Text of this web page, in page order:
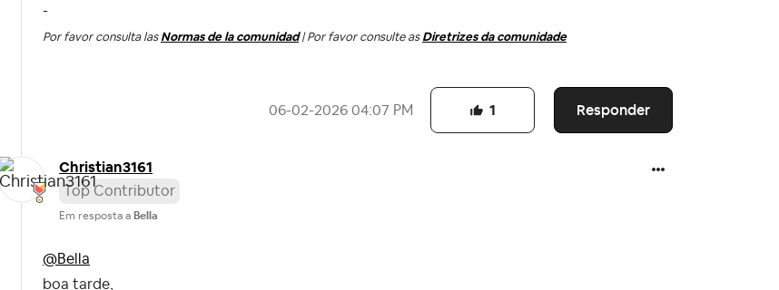
-
Por favor consulta las Normas de la comunidad| Por favor consulte as Diretrizes da comunidade
‎06-02-2026 04:07 PM Responder
1
Christian3161
Top Contributor
Em resposta a Bella
@Bella
boa tarde,